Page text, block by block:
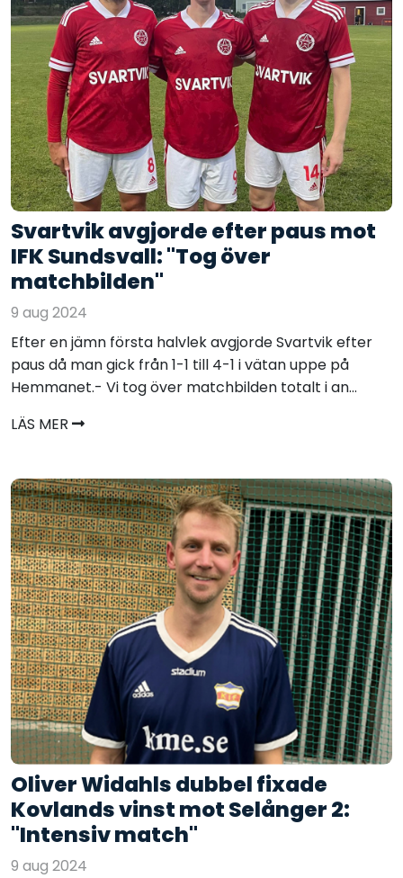
Svartvik avgjorde efter paus mot
IFK Sundsvall: "Tog över
matchbilden"
9 aug 2024
Efter en jämn första halvlek avgjorde Svartvik efter
paus då man gick från 1-1 till 4-1 i vätan uppe på
Hemmanet.- Vi tog över matchbilden totalt i an...
LÄS MER
Oliver Widahls dubbel fixade
Kovlands vinst mot Selånger 2:
"Intensiv match"
9 aug 2024